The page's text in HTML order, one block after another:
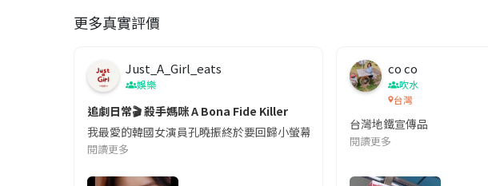
更多真實評價
Just_A_Girl_eats
娛樂
追劇日常🎬 殺手媽咪 A Bona Fide Killer
我最愛的韓國女演員孔曉振終於要回歸小螢幕啦!這次的劇本改編自同名網絡漫
閱讀更多
co co
吹水
台灣
台灣地鐵宣傳品
閱讀更多